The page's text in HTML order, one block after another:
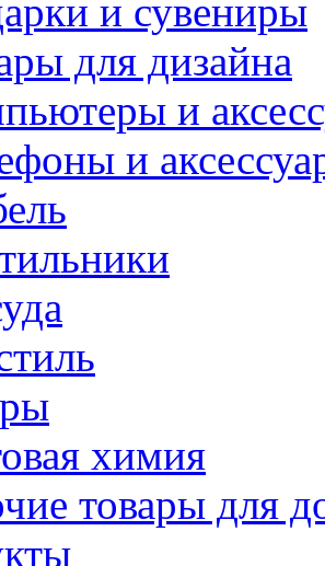
и сувениры
для дизайна
и
и
химия
товары для